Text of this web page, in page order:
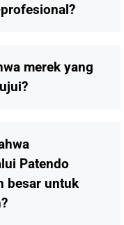
merek yang
Patendo
besar untuk